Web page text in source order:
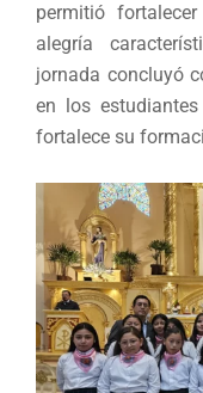
permitió
alegría
jornada concluyó
en los
fortalece su